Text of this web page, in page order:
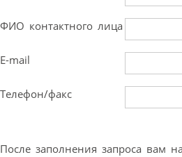
ФИО контактного лица
E-mail
Телефон/факс
После заполнения запроса вам